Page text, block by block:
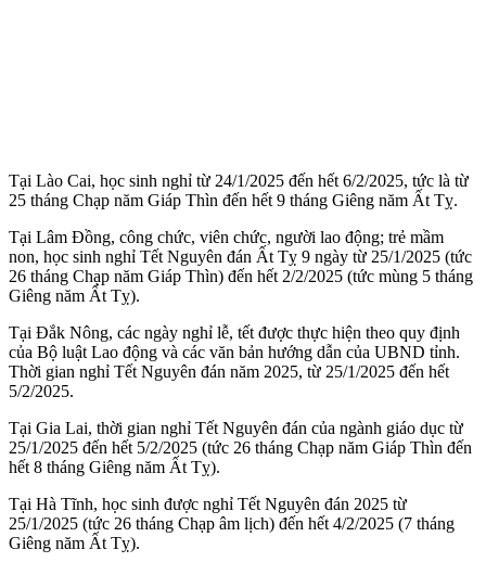
Tại Lào Cai, học sinh nghỉ từ 24/1/2025 đến hết 6/2/2025, tức là từ
25 tháng Chạp năm Giáp Thìn đến hết 9 tháng Giêng năm Ất Tỵ.
Tại Lâm Đồng, công chức, viên chức, người lao động; trẻ mầm
non, học sinh nghỉ Tết Nguyên đán Ất Tỵ 9 ngày từ 25/1/2025 (tức
26 tháng Chạp năm Giáp Thìn) đến hết 2/2/2025 (tức mùng 5 tháng
Giêng năm Ất Tỵ).
Tại Đắk Nông, các ngày nghỉ lễ, tết được thực hiện theo quy định
của Bộ luật Lao động và các văn bản hướng dẫn của UBND tỉnh.
Thời gian nghỉ Tết Nguyên đán năm 2025, từ 25/1/2025 đến hết
5/2/2025.
Tại Gia Lai, thời gian nghỉ Tết Nguyên đán của ngành giáo dục từ
25/1/2025 đến hết 5/2/2025 (tức 26 tháng Chạp năm Giáp Thìn đến
hết 8 tháng Giêng năm Ất Tỵ).
Tại Hà Tĩnh, học sinh được nghỉ Tết Nguyên đán 2025 từ
25/1/2025 (tức 26 tháng Chạp âm lịch) đến hết 4/2/2025 (7 tháng
Giêng năm Ất Tỵ).